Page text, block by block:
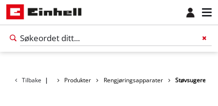
Tilbake | Produkter Rengjøringsapparater Støvsugere